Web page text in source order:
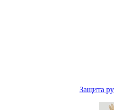
Защита